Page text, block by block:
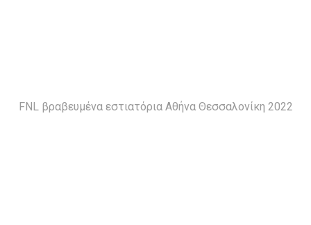
FNL βραβευμένα εστιατόρια Αθήνα Θεσσαλονίκη 2022